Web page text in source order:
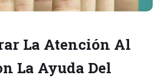
La Atención Al
La Ayuda Del